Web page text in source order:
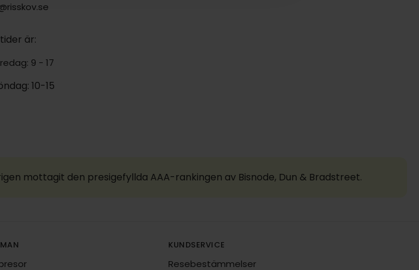
är:
9 - 17
10-15
mottagit den presigefyllda AAA-rankingen av Bisnode, Dun & Bradstreet.
KUNDSERVICE
Resebestämmelser